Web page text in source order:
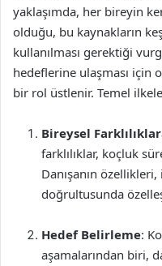
yaklaşımda, her bireyin
olduğu, bu kaynakların
kullanılması gerektiği
hedeflerine ulaşması için
bir rol üstlenir. Temel
Bireysel
farklılıklar, koçluk
Danışanın
doğrultusunda
Hedef Belirleme:
aşamalarından biri,